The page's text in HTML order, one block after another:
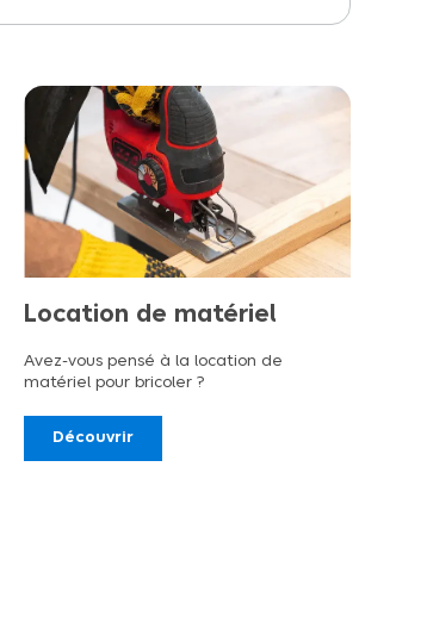
Location de matériel
Avez-vous pensé à la location de
matériel pour bricoler ?
Découvrir